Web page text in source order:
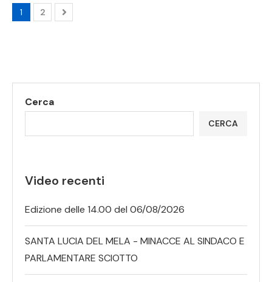
1 2
Cerca
CERCA
Video recenti
Edizione delle 14.00 del 06/08/2026
SANTA LUCIA DEL MELA - MINACCE AL SINDACO E
PARLAMENTARE SCIOTTO